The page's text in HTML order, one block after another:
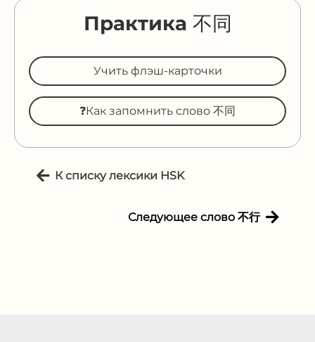
Практика 不同
Учить флэш-карточки
❓Как запомнить слово 不同
К списку лексики HSK
Следующее слово 不行